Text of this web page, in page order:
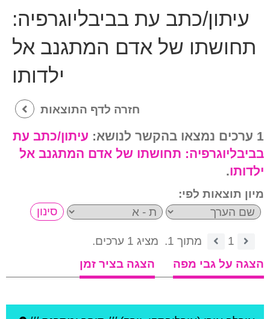
עיתון/כתב עת בביבליוגרפיה:
תחושתו של אדם המתגנב אל
ילדותו
חזרה לדף התוצאות
1 ערכים נמצאו בהקשר לנושא:
עיתון/כתב עת
בביבליוגרפיה: תחושתו של אדם המתגנב אל
ילדותו.
מיון תוצאות לפי:
1 מתוך 1.
מציג 1 ערכים.
הצגה על גבי מפה
הצגה בציר זמן